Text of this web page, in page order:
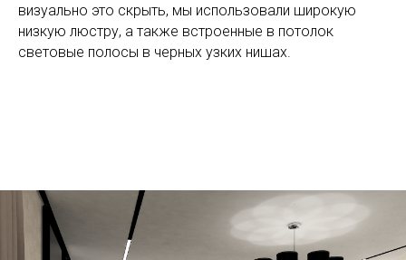
визуально это скрыть, мы использовали широкую
низкую люстру, а также встроенные в потолок
световые полосы в черных узких нишах.